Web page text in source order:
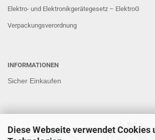
Diese Webseite verwendet Cookies
Elektro- und Elektronikgerätegesetz – ElektroG
Verpackungsverordnung
INFORMATIONEN
Sicher Einkaufen